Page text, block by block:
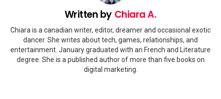
Written by Chiara A.
Chiara is a canadian writer, editor, dreamer and occasional exotic
dancer. She writes about tech, games, relationships, and
entertainment. January graduated with an French and Literature
degree. She is a published author of more than five books on
digital marketing.